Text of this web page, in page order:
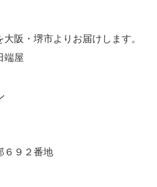
阪・堺市よりお届けします。
端屋
６９２番地